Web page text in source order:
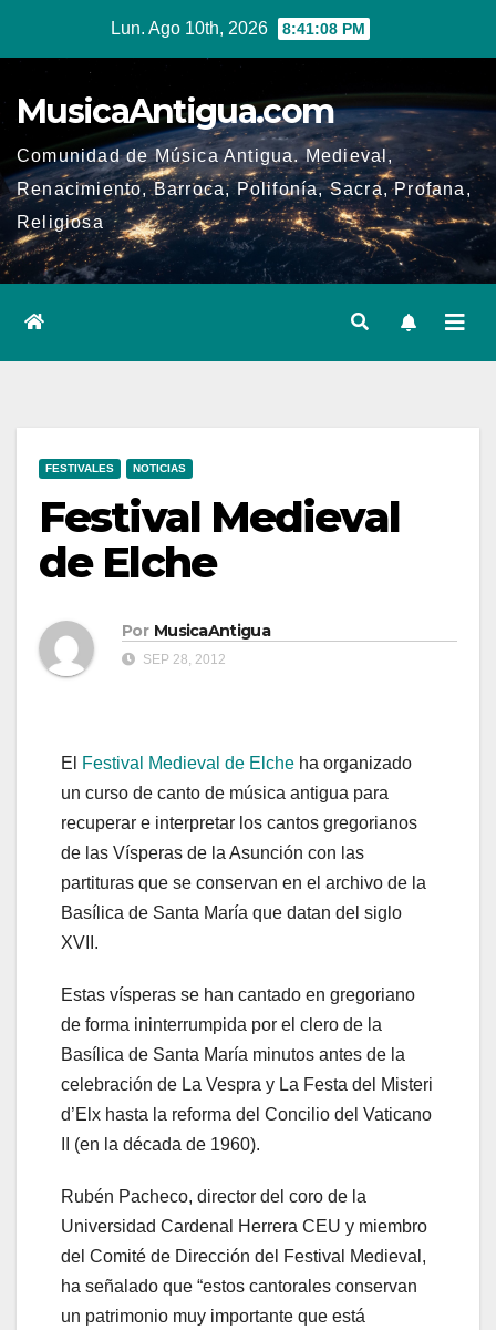
Lun. Ago 10th, 2026 8:41:08 PM
MusicaAntigua.com
Comunidad de Música Antigua. Medieval,
Renacimiento, Barroca, Polifonía, Sacra, Profana,
Religiosa
FESTIVALES NOTICIAS
Festival Medieval
de Elche
Por MusicaAntigua
SEP 28, 2012
El Festival Medieval de Elche ha organizado
un curso de canto de música antigua para
recuperar e interpretar los cantos gregorianos
de las Vísperas de la Asunción con las
partituras que se conservan en el archivo de la
Basílica de Santa María que datan del siglo
XVII.
Estas vísperas se han cantado en gregoriano
de forma ininterrumpida por el clero de la
Basílica de Santa María minutos antes de la
celebración de La Vespra y La Festa del Misteri
d’Elx hasta la reforma del Concilio del Vaticano
II (en la década de 1960).
Rubén Pacheco, director del coro de la
Universidad Cardenal Herrera CEU y miembro
del Comité de Dirección del Festival Medieval,
ha señalado que “estos cantorales conservan
un patrimonio muy importante que está